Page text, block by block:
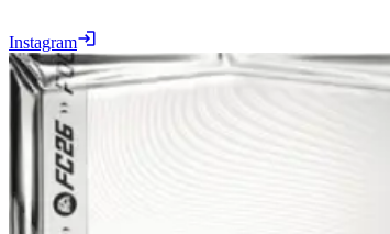
Instagram